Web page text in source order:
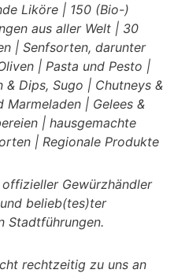
Liköre | 150 (Bio-)
aus aller Welt | 30
| Senfsorten, darunter
| Pasta und Pesto |
Dips, Sugo | Chutneys &
Marmeladen | Gelees &
| hausgemachte
| Regionale Produkte
Gewürzhändler
belieb(tes)ter
Stadtführungen.
rechtzeitig zu uns an